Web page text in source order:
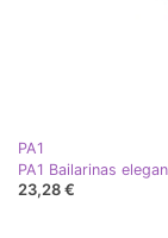
PA1
PA1 Bailarinas
23,28 €